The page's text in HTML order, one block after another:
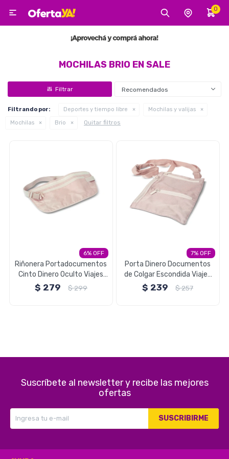
0

MOCHILAS BRIO EN SALE
Recomendados
Filtrando por: Deportes y tiempo libre
Mochilas y valijas
Mochilas
Brio Quitar filtros
6
Riñonera Portadocumentos
Cinto Dinero Oculto Viajes
Brio
$ 279 $299
7
Porta Dinero Documentos
de Colgar Escondida Viajes
Brio
$ 239 $257
Suscríbete al newsletter y recibe las mejores
ofertas
SUSCRIBIRME
MI CUENTA
Tecnología
Tv, Audio y Video
Pequeños electrodomésticos
Deportes y Tiempo Libre